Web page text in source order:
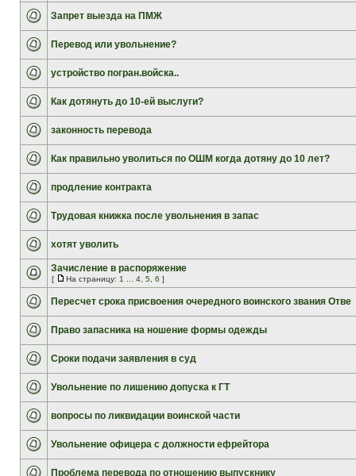
Запрет выезда на ПМЖ
Перевод или увольнение?
устройство погран.войска..
Как дотянуть до 10-ей выслуги?
законность перевода
Как правильно уволиться по ОШМ когда дотяну до 10 лет?
продление контракта
Трудовая книжка после увольнения в запас
хотят уволить
Зачисление в распоряжение
[ На страницу: 1 4 5 6 ]
Пересчет срока присвоения очередного воинского звания Отве
Право запасника на ношение формы одежды
Сроки подачи заявления в суд
Увольнение по лишению допуска к ГТ
вопросы по ликвидации воинской части
Увольнение офицера с должности ефрейтора
Проблема перевода по отношению выпускнику